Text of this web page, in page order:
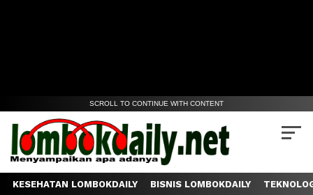
SCROLL TO CONTINUE WITH CONTENT
KESEHATAN LOMBOKDAILY BISNIS LOMBOKDAILY